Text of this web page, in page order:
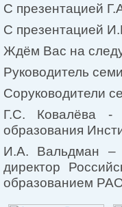
С презентацией
С презентацией
Ждём Вас на
Руководитель
Соруководители
Г.С. Ковалёва -
образования
И.А. Вальдман –
директор
образованием